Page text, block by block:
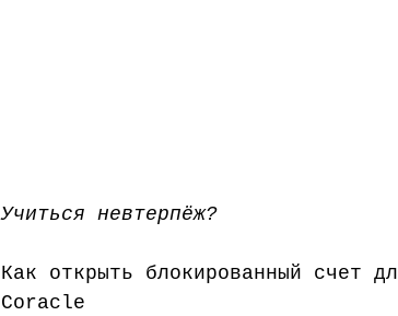
Учиться невтерпёж?
Как открыть блокированный счет
Coracle